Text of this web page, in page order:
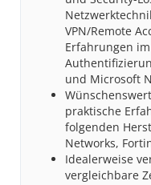
VPN/Remote
Erfahrungen
und Microsoft
praktische
folgenden
Networks,
Idealerweise
vergleichbare